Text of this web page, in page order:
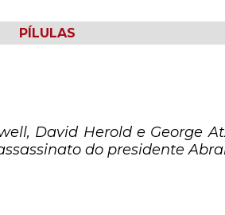
PÍLULAS
David Herold e George
do presidente